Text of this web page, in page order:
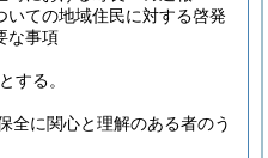
いての地域住民に対する啓発
な事項
する。
全に関心と理解のある者のう